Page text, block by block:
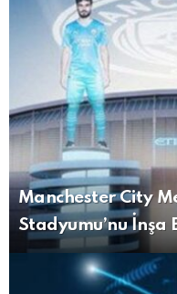
Manchester City
Stadyumu’nu İnşa